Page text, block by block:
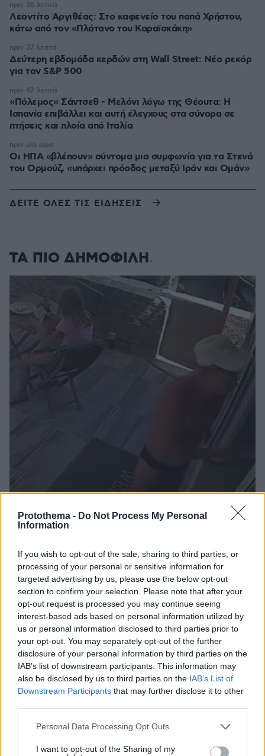
Protothema - Do Not Process My Personal
Information
If you wish to opt-out of the sale, sharing to third parties, or
processing of your personal or sensitive information for
targeted advertising by us, please use the below opt-out
section to confirm your selection. Please note that after your
opt-out request is processed you may continue seeing
interest-based ads based on personal information utilized by
us or personal information disclosed to third parties prior to
your opt-out. You may separately opt-out of the further
disclosure of your personal information by third parties on the
IAB’s list of downstream participants. This information may
also be disclosed by us to third parties on the IAB’s List of
Downstream Participants that may further disclose it to other
Please note that this website/app uses one or more Google
not limited to your visit or usage behaviour. You may click to
Personal Data Processing Opt Outs
I want to opt-out of the Sharing of my
Λεοντίτο Αργιθέας: Στο καφενείο του παπά Χρήστου,
κάτω από τον «Πλάτανο του Καραϊσκάκη»
πριν 36 λεπτά
Δεύτερη εβδομάδα κερδών στη Wall Street: Νέο ρεκόρ
για τον S&P 500
πριν 37 λεπτά
«Πόλεμος» Σάντσεθ - Μελόνι λόγω της Θέουτα: Η
Ισπανία επιβάλλει και αυτή έλεγχους στα σύνορα σε
πτήσεις και πλοία από Ιταλία
πριν 42 λεπτά
Οι ΗΠΑ «βλέπουν» σύντομα μια συμφωνία για τα Στενά
του Ορμούζ, «υπάρχει πρόοδος μεταξύ Ιράν και Ομάν»
πριν μία ώρα
ΔΕΙΤΕ ΟΛΕΣ ΤΙΣ ΕΙΔΗΣΕΙΣ
ΤΑ ΠΙΟ ΔΗΜΟΦΙΛΗ
Κρήτη ζητά... τιμή για να ασελγήσει σε ανήλικη, τι
καταγγέλλει ο ιδιοκτήτης επιχείρησης